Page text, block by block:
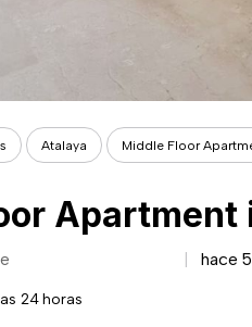
Atalaya Middle Floor
Apartment
hace
24 horas